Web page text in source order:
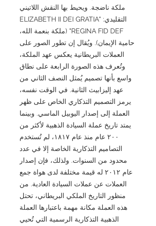
ملكة ناضجة. ويحيط بها النقش اللاتيني
التقليدي: "ELIZABETH II DEI GRATIA
REGINA FID DEF" (ملكة بنعمة الله،
حامية الإيمان). ويُقال إن تطور الصور على
العملات البريطانية يعكس عهد الملكة،
وتُعرف هذه الصورة الرابعة على نطاق
واسع بأنها تصميم يُمثل النصف الثاني من
عهد إليزابيث الثانية. في الوقت نفسه،
يرمز التصميم التذكاري الخاص على ظهر
العملة إلى إصدار اليوبيل الماسي. وبينما
يمتد تاريخ عملة السيادة الذهبية لأكثر من
٢٠٠ عام منذ عام ١٨١٧، لم تُستخدم
التصاميم التذكارية الخاصة إلا في عدد
محدود من السنوات. ولذلك، فإن إصدار
عام ٢٠١٢ له قيمة مختلفة لدى هواة جمع
العملات عن عملات السيادة العادية. من
منظور التاريخ الملكي البريطاني، تحتل
هذه العملة مكانة مهمة باعتبارها العملة
الذهبية التذكارية الرسمية التي تُحيي